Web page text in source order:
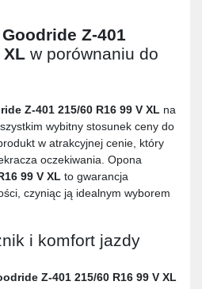
Goodride Z-401
XL w porównaniu do
Z-401 215/60 R16 99 V XL na
wybitny stosunek ceny do
w atrakcyjnej cenie, który
oczekiwania. Opona
99 V XL to gwarancja
czyniąc ją idealnym wyborem
i komfort jazdy
Z-401 215/60 R16 99 V XL